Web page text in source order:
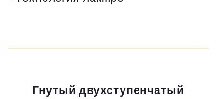
Гнутый двухступенчатый